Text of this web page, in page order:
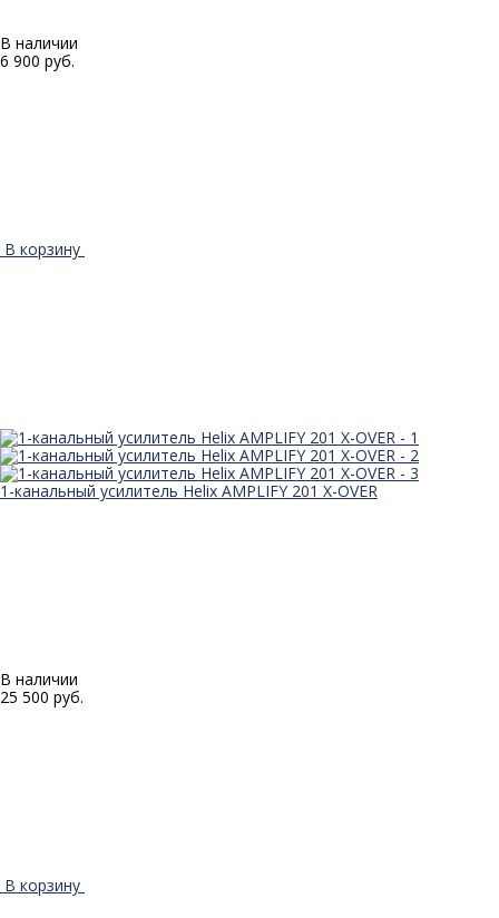
В наличии
6 900 руб.
В корзину
1-канальный усилитель Helix AMPLIFY 201 X-OVER
В наличии
25 500 руб.
В корзину